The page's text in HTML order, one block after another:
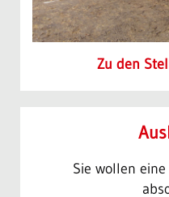
Zu den
Sie wollen